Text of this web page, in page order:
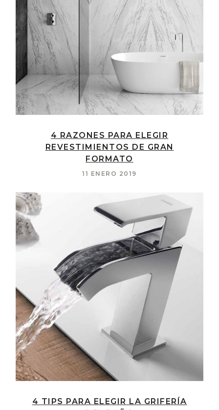
4 RAZONES PARA ELEGIR
REVESTIMIENTOS DE GRAN
FORMATO
11 ENERO 2019
4 TIPS PARA ELEGIR LA GRIFERÍA